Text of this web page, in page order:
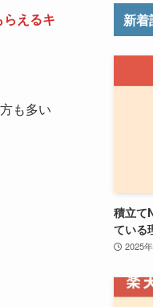
えるキ
も多い
新着
積立て
ている
2025